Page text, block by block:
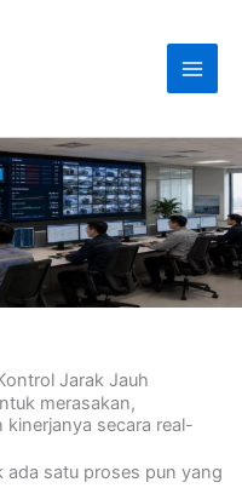
Jarak Jauh
merasakan,
secara real-
ada satu proses pun yang